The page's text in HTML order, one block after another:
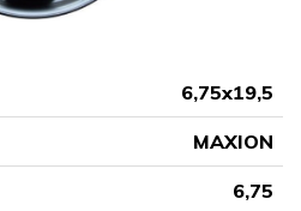
6,75x19,5
MAXION
6,75